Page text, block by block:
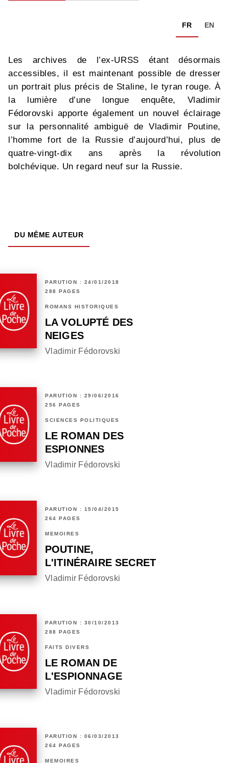
FR EN
Les archives de l’ex-URSS étant désormais
accessibles, il est maintenant possible de dresser
un portrait plus précis de Staline, le tyran rouge. À
la lumière d’une longue enquête, Vladimir
Fédorovski apporte également un nouvel éclairage
sur la personnalité ambiguë de Vladimir Poutine,
l’homme fort de la Russie d’aujourd’hui, plus de
quatre-vingt-dix ans après la révolution
bolchévique. Un regard neuf sur la Russie.
DU MÊME AUTEUR
PARUTION : 24/01/2018
288 PAGES
ROMANS HISTORIQUES
LA VOLUPTÉ DES
NEIGES
Vladimir Fédorovski
PARUTION : 29/06/2016
256 PAGES
SCIENCES POLITIQUES
LE ROMAN DES
ESPIONNES
Vladimir Fédorovski
PARUTION : 15/04/2015
264 PAGES
MÉMOIRES
POUTINE,
L'ITINÉRAIRE SECRET
Vladimir Fédorovski
PARUTION : 30/10/2013
288 PAGES
FAITS DIVERS
LE ROMAN DE
L'ESPIONNAGE
Vladimir Fédorovski
PARUTION : 06/03/2013
264 PAGES
MÉMOIRES